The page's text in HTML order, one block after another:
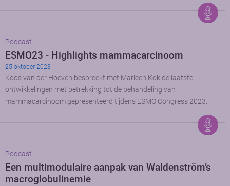
Podcast
ESMO23 - Highlights mammacarcinoom
25 oktober 2023
Koos van der Hoeven bespreekt met Marleen Kok de laatste
ontwikkelingen met betrekking tot de behandeling van
mammacarcinoom gepresenteerd tijdens ESMO Congress 2023.
Podcast
Een multimodulaire aanpak van Waldenström’s
macroglobulinemie